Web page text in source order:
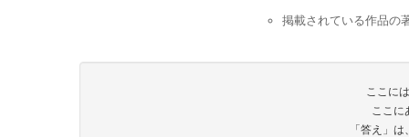
掲載されている作品の
ここに
ここ
「答え」